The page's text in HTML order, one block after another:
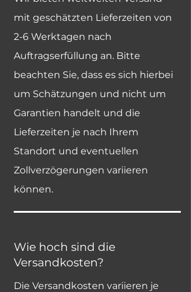
mit geschätzten Lieferzeiten von
2-6 Werktagen nach
Auftragserfüllung an. Bitte
beachten Sie, dass es sich hierbei
um Schätzungen und nicht um
Garantien handelt und die
Lieferzeiten je nach Ihrem
Standort und eventuellen
Zollverzögerungen variieren
können.
Wie hoch sind die
Versandkosten?
Die Versandkosten variieren je